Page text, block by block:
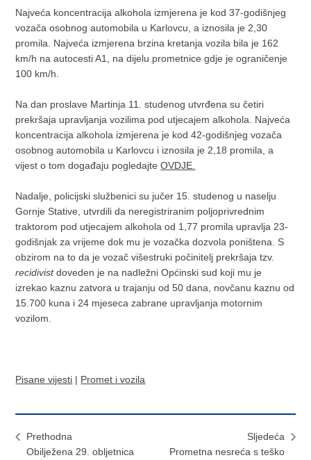
Najveća koncentracija alkohola izmjerena je kod 37-godišnjeg
vozača osobnog automobila u Karlovcu, a iznosila je 2,30
promila. Najveća izmjerena brzina kretanja vozila bila je 162
km/h na autocesti A1, na dijelu prometnice gdje je ograničenje
100 km/h.
Na dan proslave Martinja 11. studenog utvrđena su četiri
prekršaja upravljanja vozilima pod utjecajem alkohola. Najveća
koncentracija alkohola izmjerena je kod 42-godišnjeg vozača
osobnog automobila u Karlovcu i iznosila je 2,18 promila, a
vijest o tom događaju pogledajteOVDJE.
Nadalje, policijski službenici su jučer 15. studenog u naselju
Gornje Stative, utvrdili da neregistriranim poljoprivrednim
traktorom pod utjecajem alkohola od 1,77 promila upravlja 23-
godišnjak za vrijeme dok mu je vozačka dozvola poništena. S
obzirom na to da je vozač višestruki počinitelj prekršaja tzv.
recidivistdoveden je na nadležni Općinski sud koji mu je
izrekao kaznu zatvora u trajanju od 50 dana, novčanu kaznu od
15.700 kuna i 24 mjeseca zabrane upravljanja motornim
vozilom.
Pisane vijesti | Promet i vozila
Prethodna
Obilježena 29. obljetnica
Sljedeća
Prometna nesreća s teško